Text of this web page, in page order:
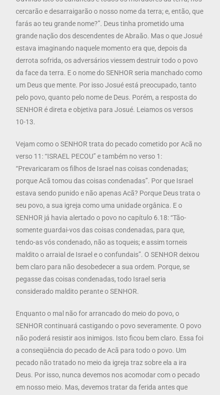
cercarão e desarraigarão o nosso nome da terra; e, então, que
farás ao teu grande nome?”. Deus tinha prometido uma
grande nação dos descendentes de Abraão. Mas o que Josué
estava imaginando naquele momento era que, depois da
derrota sofrida, os adversários viessem destruir todo o povo
da face da terra. E o nome do SENHOR seria manchado como
um Deus que mente. Por isso Josué está preocupado, tanto
pelo povo, quanto pelo nome de Deus. Porém, a resposta do
SENHOR é direta e objetiva para Josué. Leiamos os versos
10-13.
Vejam como o SENHOR trata do pecado cometido por Acã no
verso 11: “ISRAEL PECOU” e também no verso 1:
“Prevaricaram os filhos de Israel nas coisas condenadas;
porque Acã tomou das coisas condenadas”. Por que Israel
estava sendo punido e não apenas Acã? Porque Deus trata o
seu povo, a sua igreja como uma unidade orgânica. E o
SENHOR já havia alertado o povo no capítulo 6.18: “Tão-
somente guardai-vos das coisas condenadas, para que,
tendo-as vós condenado, não as toqueis; e assim torneis
maldito o arraial de Israel e o confundais”. O SENHOR deixou
bem claro para não desobedecer a sua ordem. Porque, se
pegasse das coisas condenadas, todo Israel seria
considerado maldito perante o SENHOR.
Enquanto o mal não for arrancado do meio do povo, o
SENHOR continuará castigando o povo severamente. O povo
não poderá resistir aos inimigos. Isto ficou bem claro. Essa foi
a conseqüência do pecado de Acã para todo o povo. Um
pecado não tratado no meio da igreja traz sobre ela a ira
Deus. Por isso, nunca devemos nos acomodar com o pecado
em nosso meio. Mas, devemos tratar da ferida antes que